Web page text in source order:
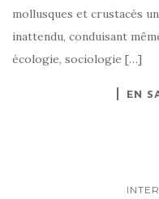
mollusques et crustacés
inattendu, conduisant
écologie, sociologie […]
EN